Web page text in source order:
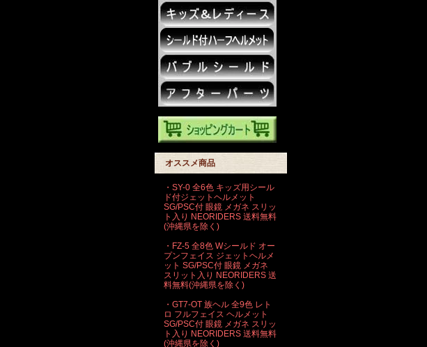
オススメ商品
・SY-0 全6色 キッズ用シール
ド付ジェットヘルメット
SG/PSC付 眼鏡 メガネ スリッ
ト入り NEORIDERS 送料無料
(沖縄県を除く)
・FZ-5 全8色 Wシールド オー
プンフェイス ジェットヘルメ
ット SG/PSC付 眼鏡 メガネ
スリット入り NEORIDERS 送
料無料(沖縄県を除く)
・GT7-OT 族ヘル 全9色 レト
ロ フルフェイス ヘルメット
SG/PSC付 眼鏡 メガネ スリッ
ト入り NEORIDERS 送料無料
(沖縄県を除く)